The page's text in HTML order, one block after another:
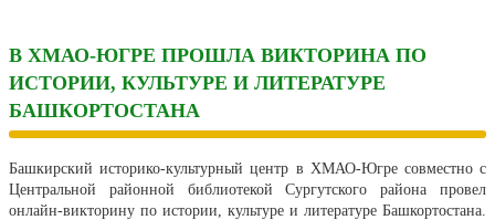
В ХМАО-ЮГРЕ ПРОШЛА ВИКТОРИНА ПО
ИСТОРИИ, КУЛЬТУРЕ И ЛИТЕРАТУРЕ
БАШКОРТОСТАНА
Башкирский историко-культурный центр в ХМАО-Югре совместно с
Центральной районной библиотекой Сургутского района провел
онлайн-викторину по истории, культуре и литературе Башкортостана.